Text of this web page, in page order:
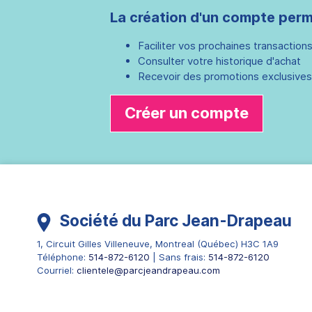
La création d'un compte
Faciliter vos prochaines transactions
Consulter votre historique d'achat
Recevoir des promotions exclusives
Créer un compte
Société du Parc Jean-Drapeau
1, Circuit Gilles Villeneuve, Montreal (Québec) H3C 1A9
Téléphone: 514-872-6120 | Sans frais: 514-872-6120
Courriel: clientele@parcjeandrapeau.com